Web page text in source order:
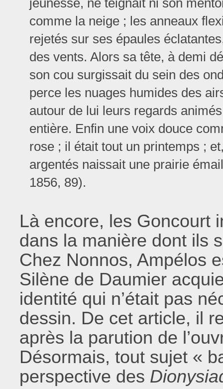
jeunesse, ne teignait ni son
comme la neige ; les anneaux
rejetés sur ses épaules
des vents. Alors sa tête, à demi
son cou surgissait du sein des
perce les nuages humides des
autour de lui leurs regards
entière. Enfin une voix douce
rose ; il était tout un printemps ;
argentés naissait une prairie
1856, 89).
Là encore, les Goncourt
dans la manière dont ils
Chez Nonnos, Ampélos
Silène de Daumier
identité qui n’était pas
dessin. De cet article, il
après la parution de
Désormais, tout sujet «
perspective des